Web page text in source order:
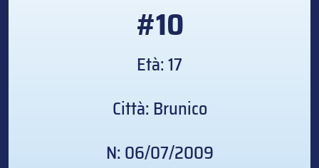
#10
Età: 17
Città: Brunico
N: 06/07/2009